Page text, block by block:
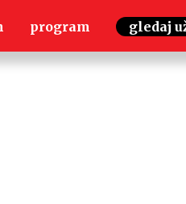
program gledaj